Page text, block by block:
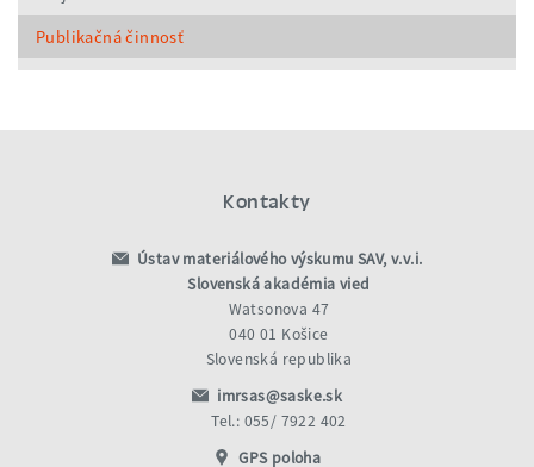
Publikačná činnosť
Kontakty
Ústav materiálového výskumu SAV, v.v.i.
Slovenská akadémia vied
Watsonova 47
040 01 Košice
Slovenská republika
imrsas@saske.sk
Tel.: 055/ 7922 402
GPS poloha